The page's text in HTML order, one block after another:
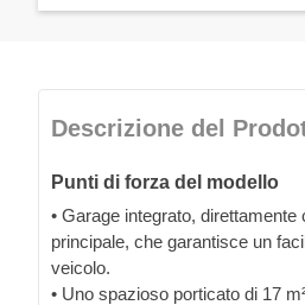
Descrizione del
Punti di forza del modello
• Garage integrato, direttamente
principale, che garantisce un
veicolo.
• Uno spazioso porticato di 17